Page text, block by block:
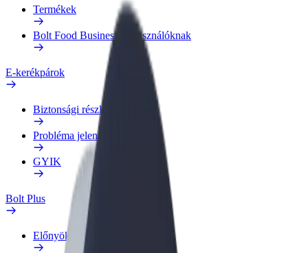
Termékek
Bolt Food Business felhasználóknak
E-kerékpárok
Biztonsági részleg
Probléma jelentése
GYIK
Bolt Plus
Előnyök